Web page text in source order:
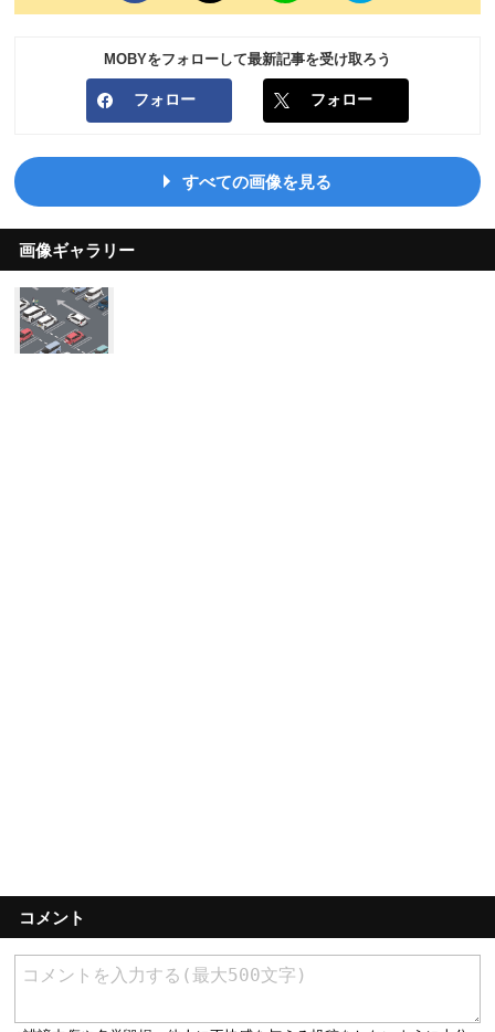
MOBYをフォローして最新記事を受け取ろう
フォロー フォロー
すべての画像を見る
画像ギャラリー
コメント